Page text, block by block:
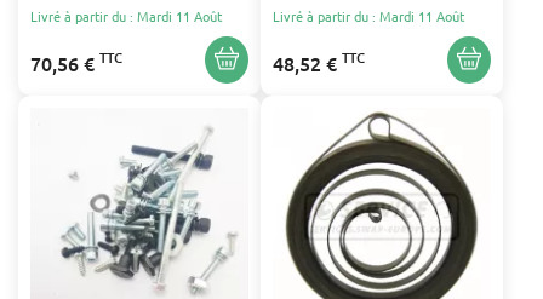
Livré à partir du : Mardi 11 Août
70,56 € TTC
Livré à partir du : Mardi 11 Août
48,52 € TTC